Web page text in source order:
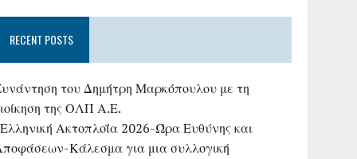
RECENT POSTS
του Δημήτρη Μαρκόπουλου με τη
της ΟΛΠ Α.Ε.
Ακτοπλοΐα 2026-Ώρα Ευθύνης και
Κάλεσμα για μια συλλογική